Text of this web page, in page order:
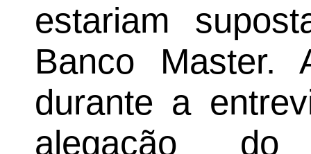
estariam
Banco Master.
durante a
alegação do